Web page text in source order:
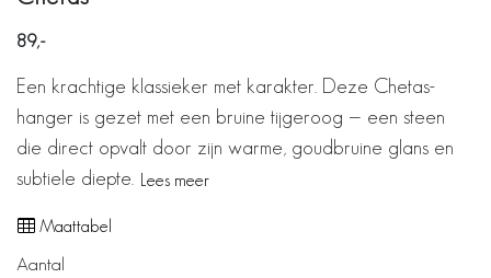
89
Een krachtige klassieker met karakter. Deze Chetas-
hanger is gezet met een bruine tijgeroog — een steen
die direct opvalt door zijn warme, goudbruine glans en
subtiele diepte.
Lees meer
Maattabel
Aantal